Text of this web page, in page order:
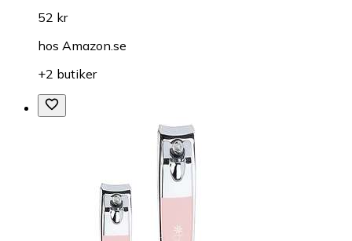
52 kr
hos Amazon.se
+2 butiker